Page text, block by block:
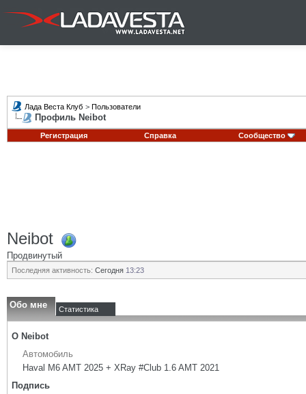
Лада Веста Клуб > Пользователи
Профиль Neibot
Регистрация Справка Сообщество
Neibot
Продвинутый
Последняя активность: Сегодня 13:23
Обо мне Статистика
О Neibot
Автомобиль
Haval M6 AMT 2025 + XRay #Club 1.6 AMT 2021
Подпись